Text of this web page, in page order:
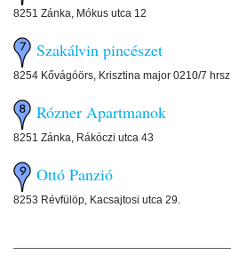
8251 Zánka, Mókus utca 12
Szakálvin pincészet
8254 Kővágóörs, Krisztina major 0210/7 hrsz
Rózner Apartmanok
8251 Zánka, Rákóczi utca 43
Ottó Panzió
8253 Révfülöp, Kacsajtosi utca 29.